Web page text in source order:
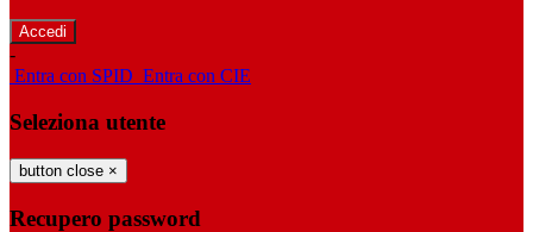
-
Entra con SPID Entra con CIE
Seleziona utente
button close ×
Recupero password